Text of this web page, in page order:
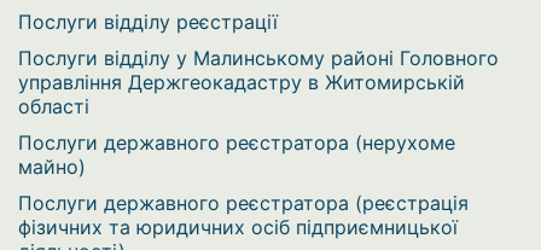
Послуги відділу реєстрації
Послуги відділу у Малинському районі Головного
управління Держгеокадастру в Житомирській
області
Послуги державного реєстратора (нерухоме
майно)
Послуги державного реєстратора (реєстрація
фізичних та юридичних осіб підприємницької